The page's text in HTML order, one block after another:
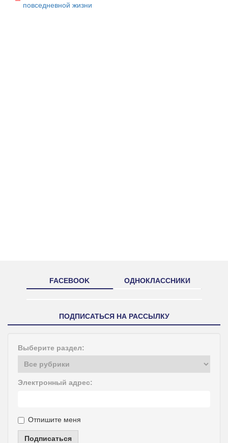
повседневной жизни
FACEBOOK ОДНОКЛАССНИКИ
ПОДПИСАТЬСЯ НА РАССЫЛКУ
Выберите раздел:
Электронный адрес:
Отпишите меня
Подписаться